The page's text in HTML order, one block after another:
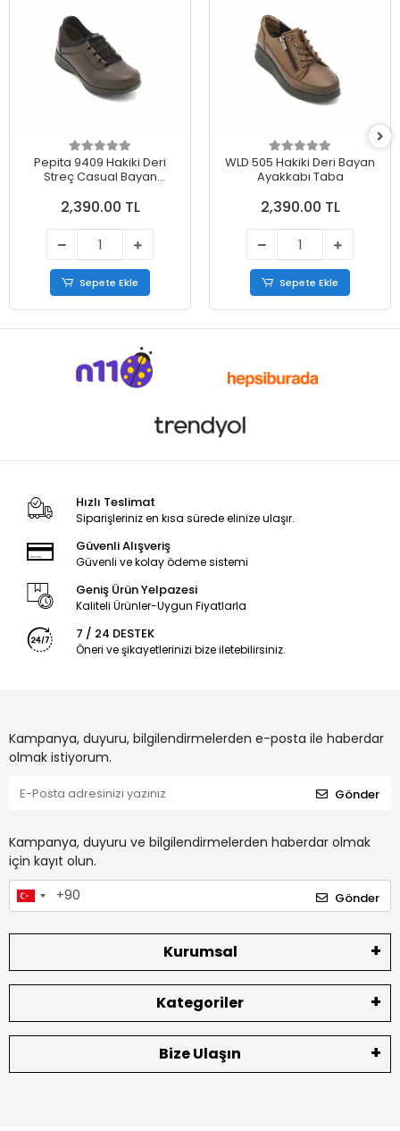
Pepita 9409 Hakiki Deri
Streç Casual Bayan
2,390.00 TL
Sepete Ekle
WLD 505 Hakiki Deri Bayan
Ayakkabı Taba
2,390.00 TL
Sepete Ekle
Hızlı Teslimat
Siparişleriniz en kısa sürede elinize ulaşır.
Güvenli Alışveriş
Güvenli ve kolay ödeme sistemi
Geniş Ürün Yelpazesi
Kaliteli Ürünler-Uygun Fiyatlarla
7 / 24 DESTEK
Öneri ve şikayetlerinizi bize iletebilirsiniz.
Kampanya, duyuru, bilgilendirmelerden e-posta ile haberdar
olmak istiyorum.
Gönder
Kampanya, duyuru ve bilgilendirmelerden haberdar olmak
için kayıt olun.
Gönder
Kurumsal
Kategoriler
Bize Ulaşın